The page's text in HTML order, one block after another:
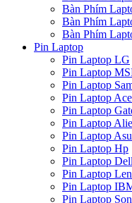
Bàn Phím
Bàn Phím
Bàn Phím
Pin Laptop
Pin Laptop LG
Pin Laptop
Pin Laptop
Pin Laptop
Pin Laptop
Pin Laptop
Pin Laptop
Pin Laptop Hp
Pin Laptop
Pin Laptop
Pin Laptop
Pin Laptop